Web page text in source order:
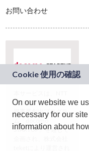
お問い合わせ
ドコモグループの新
規事業創出プログラ
ム「docomo
STARTUP」を通じて
On our website we
necessary for our
information about